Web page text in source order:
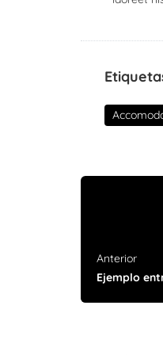
Anterior
Ejemplo